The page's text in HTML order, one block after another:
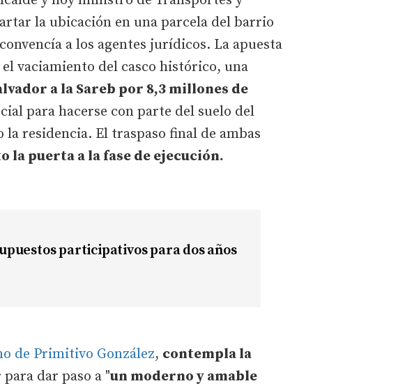
la ubicación en una parcela del barrio
a los agentes jurídicos. La apuesta
vaciamiento del casco histórico, una
a la Sareb por 8,3 millones de
para hacerse con parte del suelo del
residencia. El traspaso final de ambas
la puerta a la fase de ejecución.
participativos para dos años
de Primitivo González, contempla la
para dar paso a "un moderno y amable